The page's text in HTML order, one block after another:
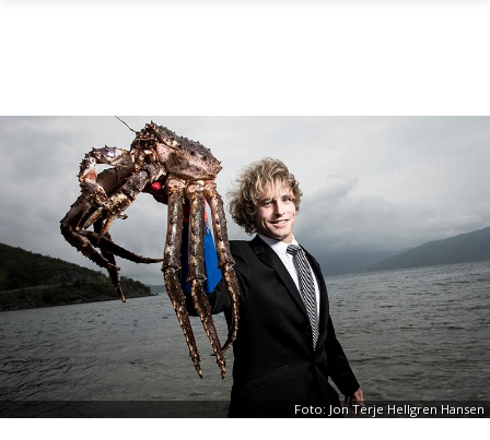
Gå til hovedinnhold
Foto: Jon Terje Hellgren Hansen